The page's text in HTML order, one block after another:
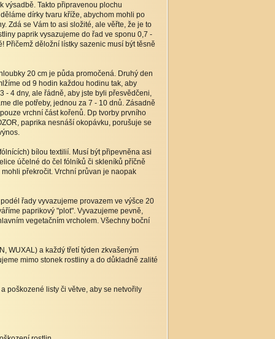
výsadbě. Takto připravenou plochu
dírky tvaru kříže, abychom mohli po
Zdá se Vám to asi složité, ale věřte, že je to
paprik vysazujeme do řad ve sponu 0,7 -
Přičemž děložní lístky sazenic musí být těsně
20 cm je půda promočená. Druhý den
od 9 hodin každou hodinu tak, aby
- 4 dny, ale řádně, aby jste byli přesvědčeni,
dle potřeby, jednou za 7 - 10 dnů. Zásadně
vrchní část kořenů. Dp tvorby prvního
paprika nesnáší okopávku, porušuje se
bílou textilií. Musí být připevněna asi
účelné do čel fólníků či skleníků příčně
překročit. Vrchní průvan je naopak
řady vyvazujeme provazem ve výšce 20
paprikový "plot". Vyvazujeme pevně,
vegetačním vrcholem. Všechny boční
WUXAL) a každý třetí týden zkvašeným
mimo stonek rostliny a do důkladně zalité
poškozené listy či větve, aby se netvořily